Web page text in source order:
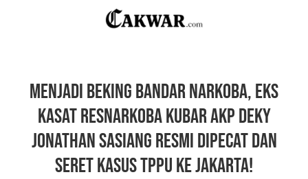
Menjadi Beking Bandar Narkoba, Eks
Kasat Resnarkoba Kubar AKP Deky
Jonathan Sasiang Resmi Dipecat dan
Seret Kasus TPPU ke Jakarta!